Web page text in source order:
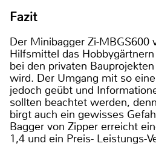
Fazit
Der Minibagger Zi-MBGS600
Hilfsmittel das
bei den privaten
wird. Der Umgang mit so
jedoch geübt und
sollten beachtet werden,
birgt auch ein gewisses
Bagger von Zipper erreicht
1,4 und ein Preis- Leistungs-